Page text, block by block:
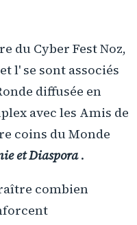
du Cyber Fest Noz,
et l' se sont associés
diffusée en
avec les Amis de
coins du Monde
et Diaspora.
combien